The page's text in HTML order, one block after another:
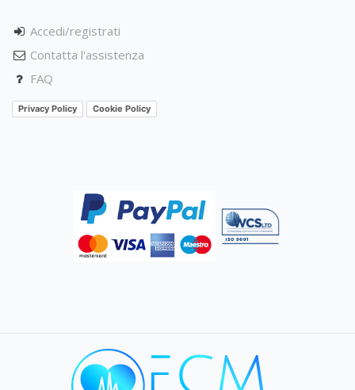
Accedi/registrati
Contatta l'assistenza
FAQ
Privacy Policy Cookie Policy